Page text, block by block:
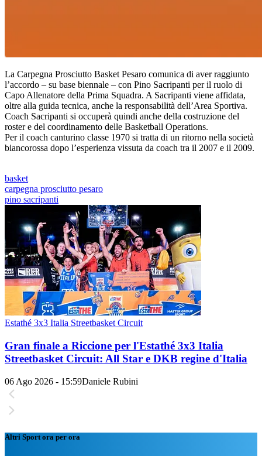
La Carpegna Prosciutto Basket Pesaro comunica di aver raggiunto
l’accordo – su base biennale – con Pino Sacripanti per il ruolo di
Capo Allenatore della Prima Squadra. A Sacripanti viene affidata,
oltre alla guida tecnica, anche la responsabilità dell’Area Sportiva.
Coach Sacripanti si occuperà quindi anche della costruzione del
roster e del coordinamento delle Basketball Operations.
Per il coach canturino classe 1970 si tratta di un ritorno nella società
biancorossa dopo l’esperienza vissuta da coach tra il 2007 e il 2009.
basket
carpegna prosciutto pesaro
pino sacripanti
Estathé 3x3 Italia Streetbasket Circuit
Gran finale a Riccione per l'Estathé 3x3 Italia
Streetbasket Circuit: All Star e DKB regine d'Italia
06 Ago 2026 - 15:59Daniele Rubini
Altri Sport ora per ora